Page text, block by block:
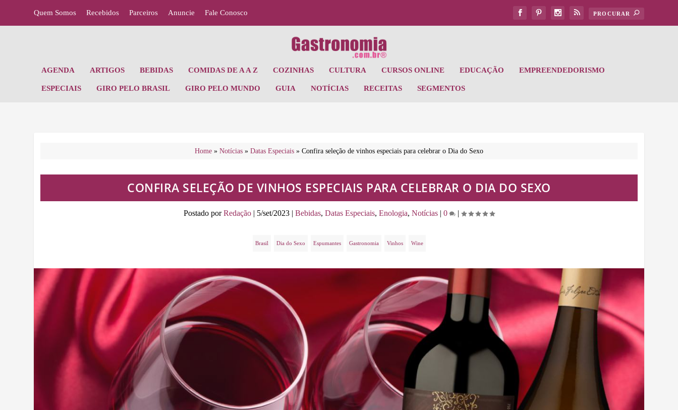
Quem Somos Recebidos Parceiros Anuncie Fale Conosco
AGENDA ARTIGOS BEBIDAS COMIDAS DE A A Z COZINHAS CULTURA CURSOS ONLINE EDUCAÇÃO EMPREENDEDORISMO
ESPECIAIS GIRO PELO BRASIL GIRO PELO MUNDO GUIA NOTÍCIAS RECEITAS SEGMENTOS
Home » Notícias » Datas Especiais » Confira seleção de vinhos especiais para celebrar o Dia do Sexo
CONFIRA SELEÇÃO DE VINHOS ESPECIAIS PARA CELEBRAR O DIA DO SEXO
Postado porRedação | 5/set/2023 | Bebidas, Datas Especiais, Enologia, Notícias | 0 |
Brasil Dia do Sexo Espumantes Gastronomia Vinhos Wine